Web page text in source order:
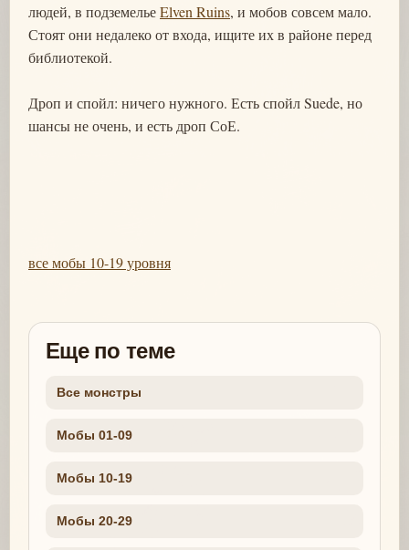
людей, в подземельеElven Ruins, и мобов совсем мало.
Стоят они недалеко от входа, ищите их в районе перед
библиотекой.
Дроп и спойл: ничего нужного. Есть спойл Suede, но
шансы не очень, и есть дроп СоЕ.
все мобы 10-19 уровня
Еще по теме
Все монстры
Мобы 01-09
Мобы 10-19
Мобы 20-29